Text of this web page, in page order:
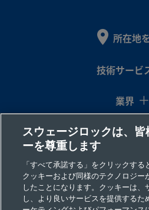
Duplex
Stainless
イン
チ
2507-600-
1-6-SG2
Super
Duplex
Stainless
Steel
3/8
チ
所在地
技術サービ
業界
コラム
リソース
会社情報
スウェージロックは、
ーを尊重します
「すべて承諾する」をクリックす
クッキーおよび同様のテクノロジー
したことになります。クッキーは
し、より良いサービスを提供するた